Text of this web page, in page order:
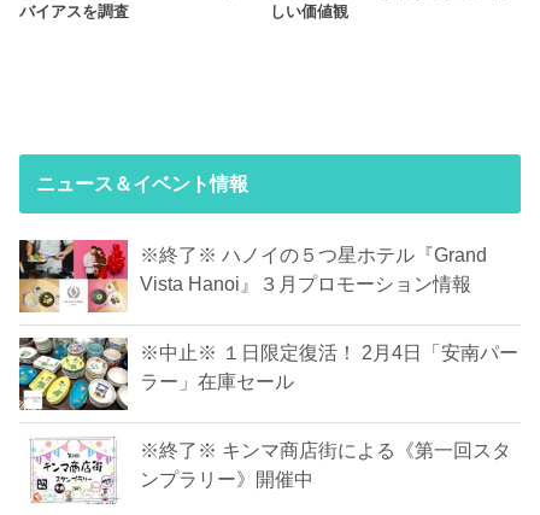
バイアスを調査
しい価値観
ニュース＆イベント情報
※終了※ ハノイの５つ星ホテル『Grand
Vista Hanoi』３月プロモーション情報
※中止※ １日限定復活！ 2月4日「安南パー
ラー」在庫セール
※終了※ キンマ商店街による《第一回スタ
ンプラリー》開催中